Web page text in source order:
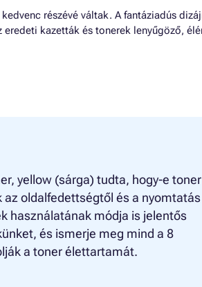
részévé váltak. A fantáziadús
kazetták és tonerek lenyűgöző,
yellow (sárga) tudta, hogy-e toner
oldalfedettségtől és a nyomtatás
használatának módja is jelentős
és ismerje meg mind a 8
a toner élettartamát.